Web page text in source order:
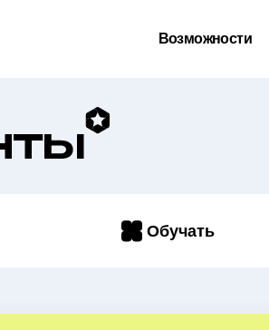
Возможности
Обучать